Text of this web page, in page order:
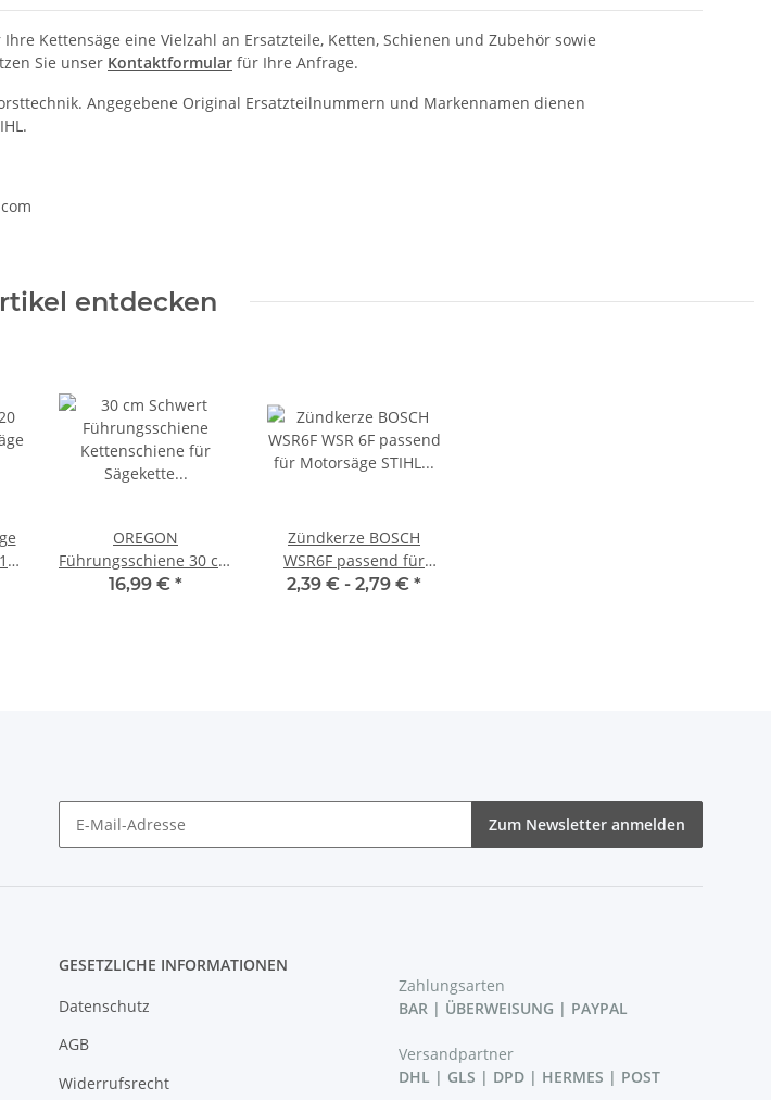
Kettensäge eine Vielzahl an Ersatzteile, Ketten, Schienen und Zubehör sowie
Sie unser Kontaktformular für Ihre Anfrage.
Angegebene Original Ersatzteilnummern und Markennamen dienen
entdecken
OREGON
Führungsschiene 30 cm
3/8 LP 1,3 mm 44 TG
16,99 € *
Zündkerze BOSCH
WSR6F passend für
Stihl Kettensäge
2,39 € - 2,79 € *
Zum Newsletter anmelden
GESETZLICHE INFORMATIONEN
Datenschutz
AGB
Widerrufsrecht
Zahlungsarten
BAR | ÜBERWEISUNG | PAYPAL
Versandpartner
DHL | GLS | DPD | HERMES | POST